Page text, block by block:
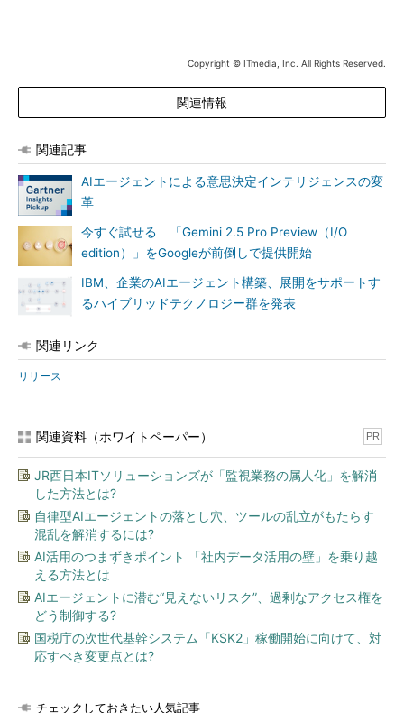
Copyright © ITmedia, Inc. All Rights Reserved.
関連情報
関連記事
AIエージェントによる意思決定インテリジェンスの変
革
今すぐ試せる 「Gemini 2.5 Pro Preview（I/O
edition）」をGoogleが前倒しで提供開始
IBM、企業のAIエージェント構築、展開をサポートす
るハイブリッドテクノロジー群を発表
関連リンク
リリース
関連資料（ホワイトペーパー） PR
JR西日本ITソリューションズが「監視業務の属人化」を解消
した方法とは?
自律型AIエージェントの落とし穴、ツールの乱立がもたらす
混乱を解消するには?
AI活用のつまずきポイント 「社内データ活用の壁」を乗り越
える方法とは
AIエージェントに潜む“見えないリスク”、過剰なアクセス権を
どう制御する?
国税庁の次世代基幹システム「KSK2」稼働開始に向けて、対
応すべき変更点とは?
チェックしておきたい人気記事